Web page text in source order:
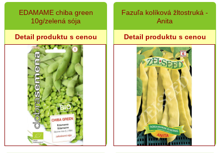
Zemiaky
sadbové
Bôb,
Hrach,
cícer
Ďatelina,
Rajčiny
Paprika
Cibuľa
semeno,
EDAMAME chiba green
10g/zelená sója
Detail produktu s cenou
Fazuľa kolíková žltostruká -
Anita
Detail produktu s cenou